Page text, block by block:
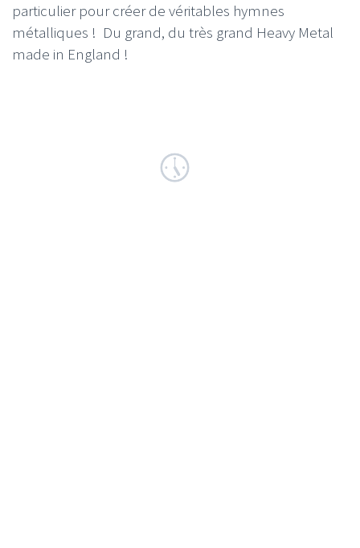
particulier pour créer de véritables hymnes
métalliques ! Du grand, du très grand Heavy Metal
made in England !